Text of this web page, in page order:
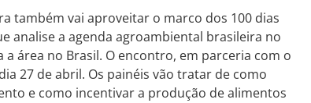
também vai aproveitar o marco dos 100 dias
analise a agenda agroambiental brasileira no
área no Brasil. O encontro, em parceria com o
27 de abril. Os painéis vão tratar de como
e como incentivar a produção de alimentos